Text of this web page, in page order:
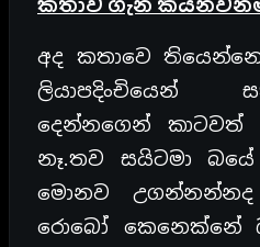
කතාව ගැන
අද කතාවෙ
ලියාපදිංචියෙන්
දෙන්නගෙන් කාටවත්
නෑ.තව සයිටමා
මොනව
රොබෝ කෙනෙක්නේ